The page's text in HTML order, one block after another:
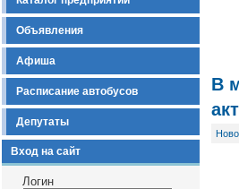
Объявления
Афиша
Расписание автобусов
Депутаты
Вход на сайт
Логин
В